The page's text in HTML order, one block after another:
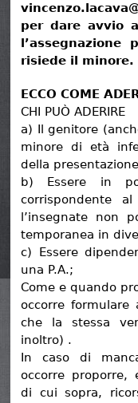
per dare avvio
risiede il minore.
ECCO COME
CHI PUÒ ADERIRE
a) Il genitore
minore di età
della
b) Essere in
corrispondente
l’insegnate non
temporanea in
c) Essere
una P.A.;
Come e quando
occorre formulare
che la stessa
inoltro) .
In caso di
occorre proporre,
di cui sopra,